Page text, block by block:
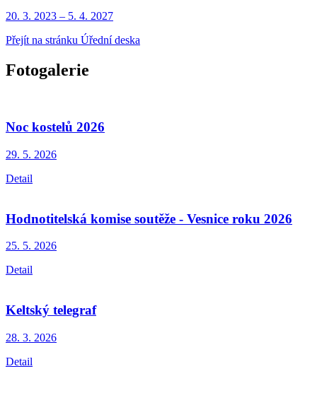
20. 3. 2023 – 5. 4. 2027
Přejít na stránku Úřední deska
Fotogalerie
Noc kostelů 2026
29. 5. 2026
Detail
Hodnotitelská komise soutěže - Vesnice roku 2026
25. 5. 2026
Detail
Keltský telegraf
28. 3. 2026
Detail